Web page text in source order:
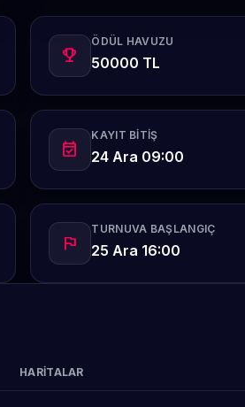
emoji_events
ÖDÜL HAVUZU
50000 TL
event_available
KAYIT BITIŞ
24 Ara 09:00
flag
TURNUVA BAŞLANGIÇ
25 Ara 16:00
HARITALAR